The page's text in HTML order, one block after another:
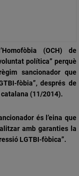
(OCH) de
política” perquè
sancionador que
fòbia”,després de
catalana (11/2014).
és l’eina que
amb garanties la
LGTBI-fòbica”.